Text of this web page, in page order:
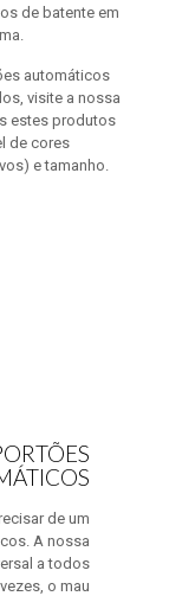
de batente em
automáticos
visite a nossa
estes produtos
de cores
e tamanho.
de um
A nossa
a todos
o mau